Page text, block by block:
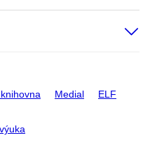
Medial ELF